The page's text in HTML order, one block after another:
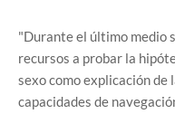
"Durante el último medio
recursos a probar la
sexo como explicación de
capacidades de